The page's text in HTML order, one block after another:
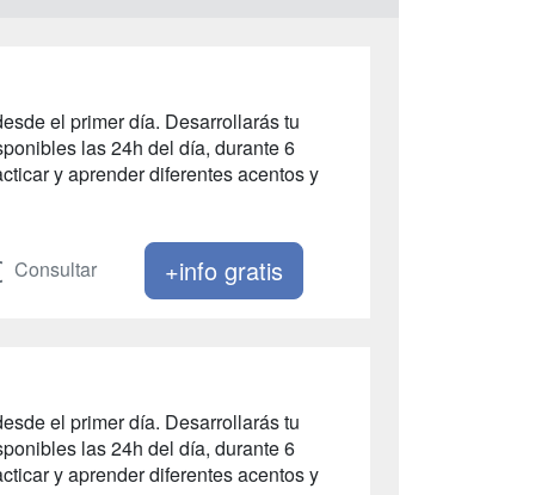
el primer día. Desarrollarás tu
las 24h del día, durante 6
y aprender diferentes acentos y
Consultar +info gratis
el primer día. Desarrollarás tu
las 24h del día, durante 6
y aprender diferentes acentos y